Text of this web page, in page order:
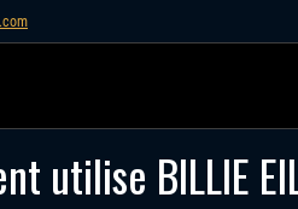
utilise BILLIE